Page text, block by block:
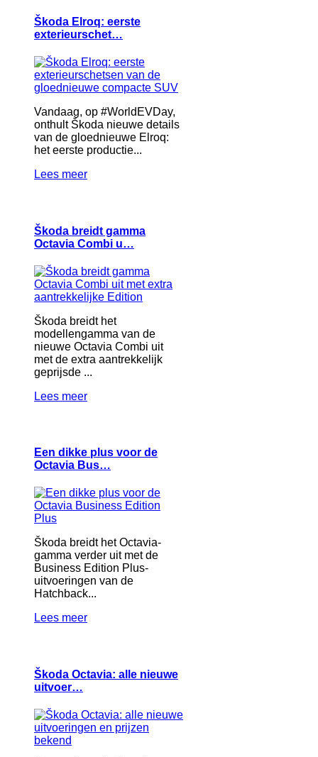
Škoda Elroq: eerste
exterieurschet…
Vandaag, op #WorldEVDay,
onthult Škoda nieuwe details
van de gloednieuwe Elroq:
het eerste productie...
Lees meer
Škoda breidt gamma
Octavia Combi u…
Škoda breidt het
modellengamma van de
nieuwe Octavia Combi uit
met de extra aantrekkelijk
geprijsde ...
Lees meer
Een dikke plus voor de
Octavia Bus…
Škoda breidt het Octavia-
gamma verder uit met de
Business Edition Plus-
uitvoeringen van de
Hatchback...
Lees meer
Škoda Octavia: alle nieuwe
uitvoer…